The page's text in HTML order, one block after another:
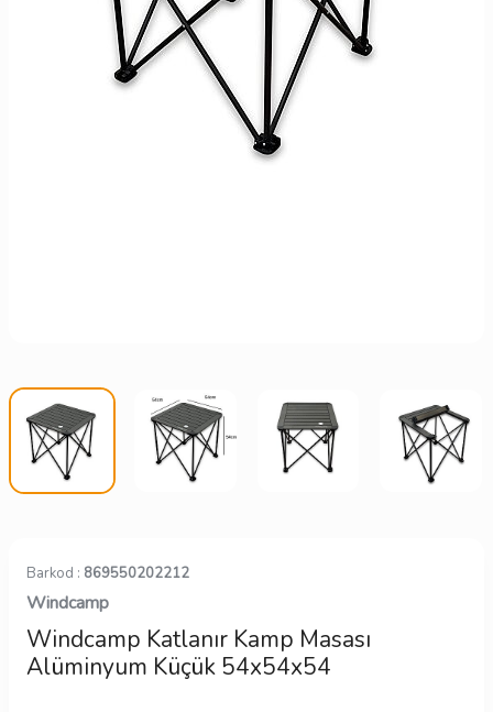
Barkod : 869550202212
Windcamp
Windcamp Katlanır Kamp Masası
Alüminyum Küçük 54x54x54